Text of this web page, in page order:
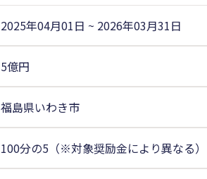
2025年04月01日 ~ 2026年03月31日
5億円
福島県いわき市
100分の5（※対象奨励金により異なる）